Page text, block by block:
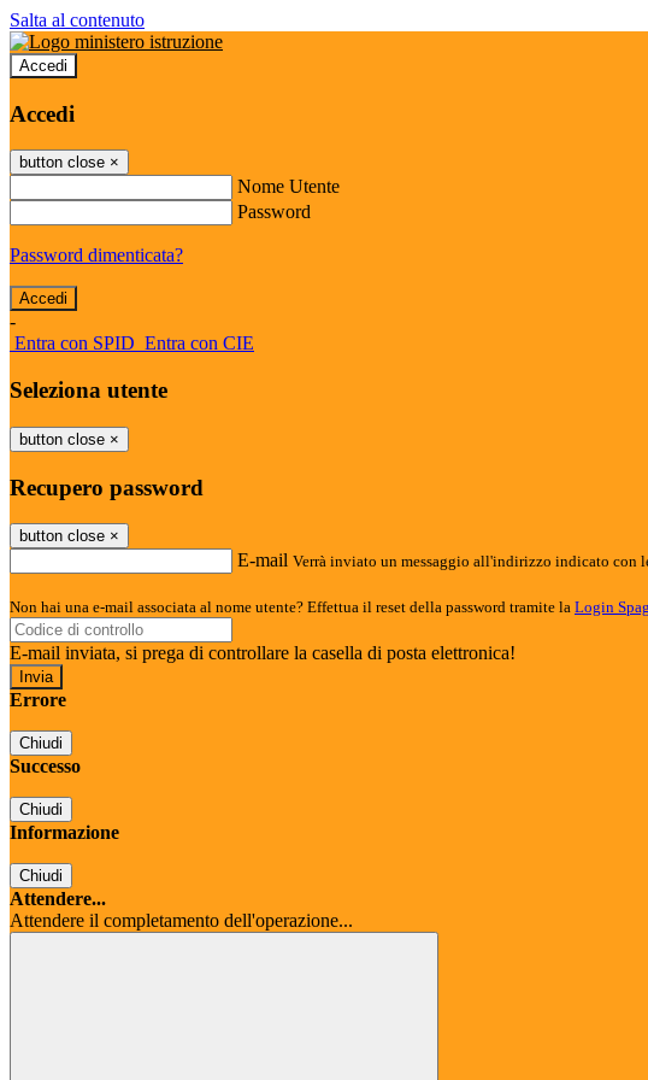
Salta al contenuto
Accedi
Accedi
button close ×
Nome Utente
Password
Password dimenticata?
-
Entra con SPID Entra con CIE
Seleziona utente
button close ×
Recupero password
button close ×
E-mail Verrà inviato un messaggio all'indirizzo indicato con
Non hai una e-mail associata al nome utente? Effettua il reset della password tramite la Login
E-mail inviata, si prega di controllare la casella di posta elettronica!
Errore
Chiudi
Successo
Chiudi
Informazione
Chiudi
Attendere...
Attendere il completamento dell'operazione...